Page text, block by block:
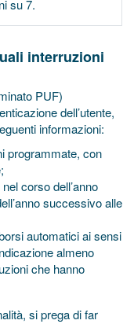
su 7.
interruzioni
PUF)
dell’utente,
informazioni:
programmate, con
corso dell’anno
successivo alle
automatici ai sensi
almeno
che hanno
si prega di far